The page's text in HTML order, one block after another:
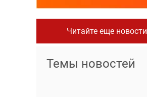
Читайте еще новости
Темы новостей